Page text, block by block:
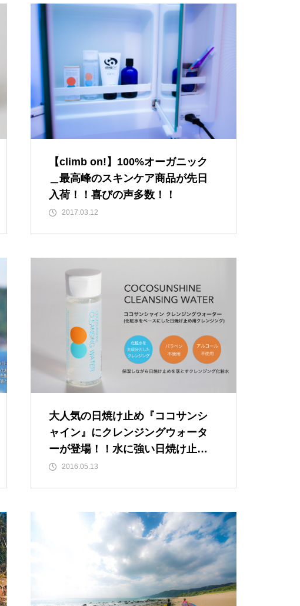
【climb on!】100%オーガニック
＿最高峰のスキンケア商品が先日
入荷！！喜びの声多数！！
2017.03.12
大人気の日焼け止め『ココサンシ
ャイン』にクレンジングウォータ
ーが登場！！水に強い日焼け止め
もきれいさっぱり落とせます♪
2016.05.13